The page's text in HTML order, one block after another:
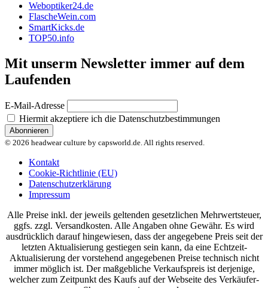
Weboptiker24.de
FlascheWein.com
SmartKicks.de
TOP50.info
Mit unserm Newsletter immer auf dem
Laufenden
E-Mail-Adresse
Hiermit akzeptiere ich die Datenschutzbestimmungen
© 2026 headwear culture by capsworld.de. All rights reserved.
Kontakt
Cookie-Richtlinie (EU)
Datenschutzerklärung
Impressum
Alle Preise inkl. der jeweils geltenden gesetzlichen Mehrwertsteuer,
ggfs. zzgl. Versandkosten. Alle Angaben ohne Gewähr. Es wird
ausdrücklich darauf hingewiesen, dass der angegebene Preis seit der
letzten Aktualisierung gestiegen sein kann, da eine Echtzeit-
Aktualisierung der vorstehend angegebenen Preise technisch nicht
immer möglich ist. Der maßgebliche Verkaufspreis ist derjenige,
welcher zum Zeitpunkt des Kaufs auf der Webseite des Verkäufer-